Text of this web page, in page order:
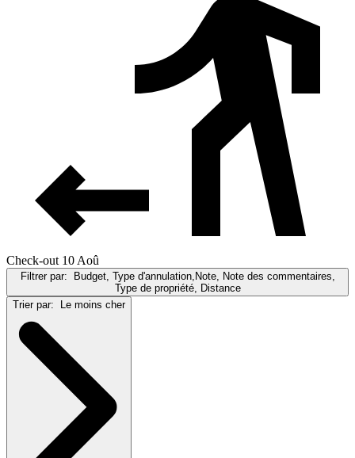
Check-out 10 Aoû
Filtrer par:
Budget, Type d'annulation,Note, Note des commentaires,
Type de propriété, Distance
Trier par:
Le moins cher